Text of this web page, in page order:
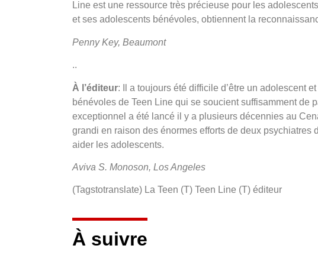
Line est une ressource très précieuse pour les
et ses adolescents bénévoles, obtiennent la
Penny Key, Beaumont
..
À l’éditeur: Il a toujours été difficile d’être un adolescent
bénévoles de Teen Line qui se soucient suffisamment de
exceptionnel a été lancé il y a plusieurs décennies au
grandi en raison des énormes efforts de deux psychiatres
aider les adolescents.
Aviva S. Monoson, Los Angeles
(Tagstotranslate) La Teen (T) Teen Line (T) éditeur
À suivre